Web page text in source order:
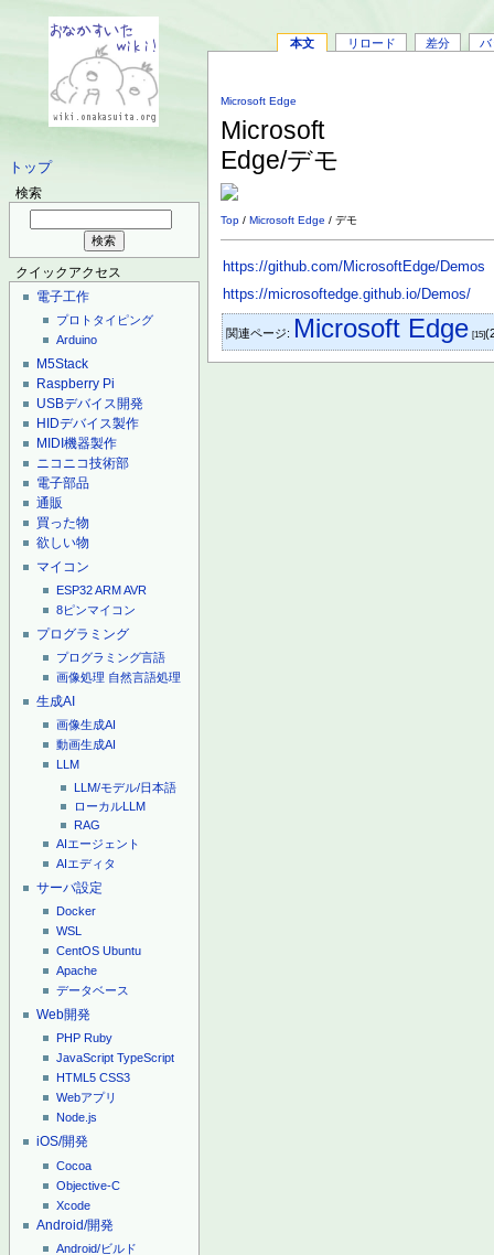
トップ
検索
クイックアクセス
電子工作
プロトタイピング
Arduino
M5Stack
Raspberry Pi
USBデバイス開発
HIDデバイス製作
MIDI機器製作
ニコニコ技術部
電子部品
通販
買った物
欲しい物
マイコン
ESP32ARMAVR
8ピンマイコン
プログラミング
プログラミング言語
画像処理 自然言語処理
生成AI
画像生成AI
動画生成AI
LLM
LLM/モデル/日本語
ローカルLLM
RAG
AIエージェント
AIエディタ
サーバ設定
Docker
WSL
CentOS Ubuntu
Apache
データベース
Web開発
PHP Ruby
JavaScript TypeScript
HTML5 CSS3
Webアプリ
Node.js
iOS/開発
Cocoa
Objective-C
Xcode
Android/開発
Android/ビルド
本文 リロード 差分 バ
Microsoft Edge
Microsoft
Edge/デモ
Top /Microsoft Edge / デモ
https://github.com/MicrosoftEdge/Demos
https://microsoftedge.github.io/Demos/
関連ページ: Microsoft Edge [15]